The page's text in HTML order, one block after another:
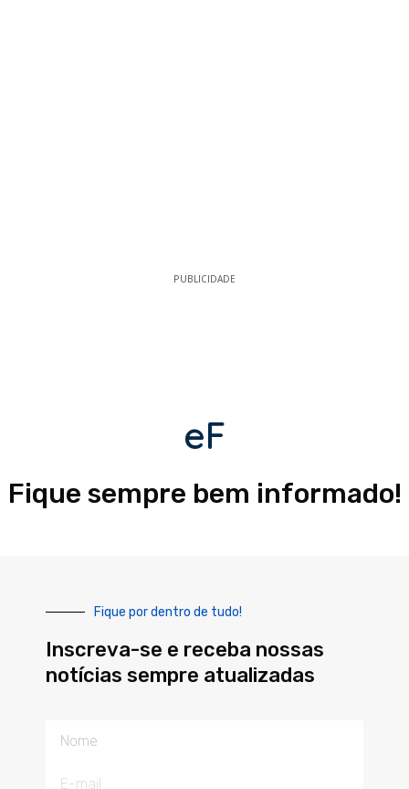
PUBLICIDADE
eF
Fique sempre bem informado!
Fique por dentro de tudo!
Inscreva-se e receba nossas
notícias sempre atualizadas